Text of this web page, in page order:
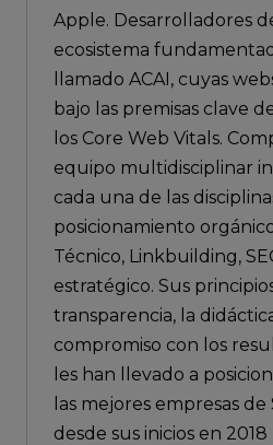
Apple. Desarrolladores
ecosistema
llamado ACAI, cuyas
bajo las premisas clave
los Core Web Vitals.
equipo multidisciplinar
cada una de las
posicionamiento
Técnico, Linkbuilding,
estratégico. Sus
transparencia, la
compromiso con los
les han llevado a
las mejores empresas de
desde sus inicios en